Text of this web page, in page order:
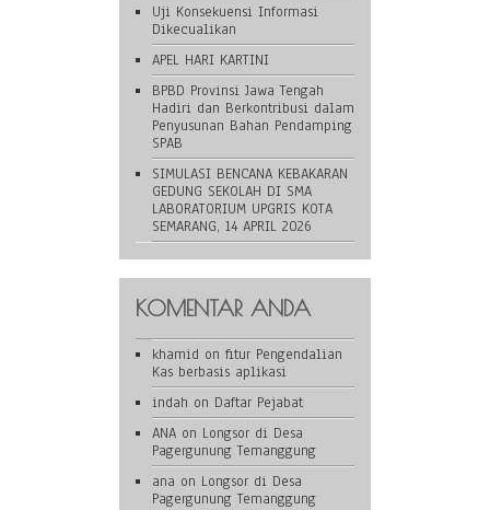
Uji Konsekuensi Informasi
Dikecualikan
APEL HARI KARTINI
BPBD Provinsi Jawa Tengah
Hadiri dan Berkontribusi dalam
Penyusunan Bahan Pendamping
SPAB
SIMULASI BENCANA KEBAKARAN
GEDUNG SEKOLAH DI SMA
LABORATORIUM UPGRIS KOTA
SEMARANG, 14 APRIL 2026
KOMENTAR ANDA
khamid on fitur Pengendalian
Kas berbasis aplikasi
indah on Daftar Pejabat
ANA on Longsor di Desa
Pagergunung Temanggung
ana on Longsor di Desa
Pagergunung Temanggung